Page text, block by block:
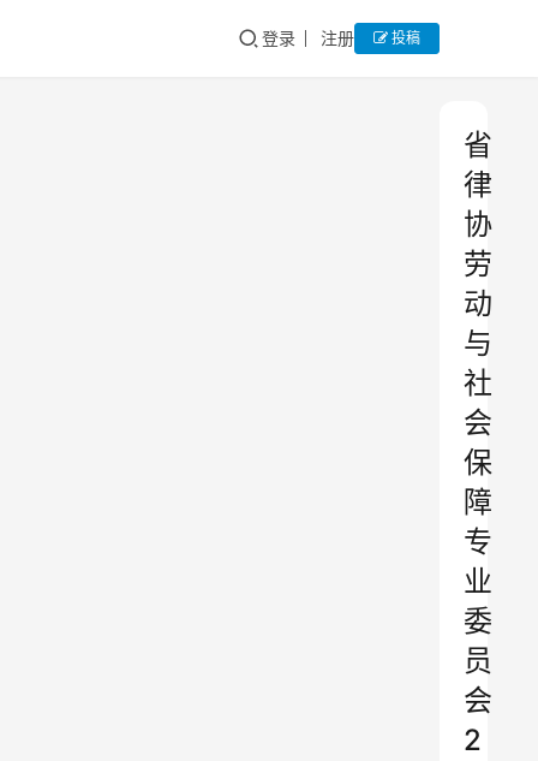
登录 注册 投稿
省
律
协
劳
动
与
社
会
保
障
专
业
委
员
会
2